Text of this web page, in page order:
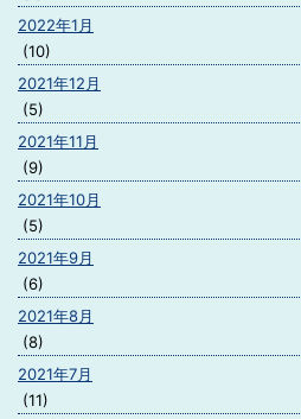
2022年1月
(10)
2021年12月
(5)
2021年11月
(9)
2021年10月
(5)
2021年9月
(6)
2021年8月
(8)
2021年7月
(11)